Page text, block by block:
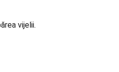
vijelii.